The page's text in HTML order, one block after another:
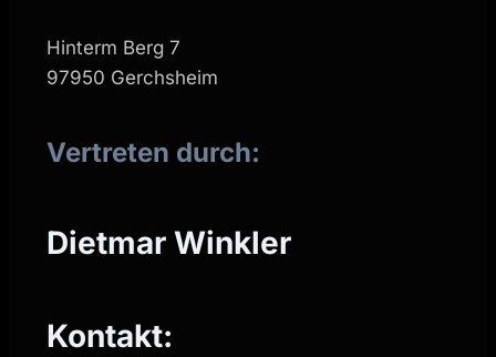
Hinterm Berg 7
97950 Gerchsheim
Vertreten durch:
Dietmar Winkler
Kontakt: